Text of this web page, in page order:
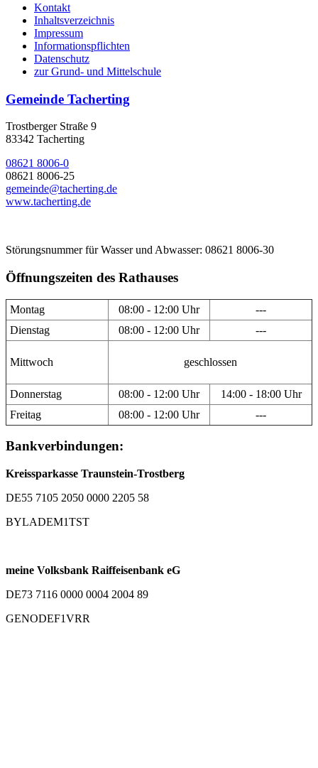
Kontakt
Inhaltsverzeichnis
Impressum
Informationspflichten
Datenschutz
zur Grund- und Mittelschule
Gemeinde Tacherting
Trostberger Straße 9
83342 Tacherting
08621 8006-0
08621 8006-25
gemeinde@tacherting.de
www.tacherting.de
Störungsnummer für Wasser und Abwasser: 08621 8006-30
Öffnungszeiten des Rathauses
Montag 08:00 - 12:00 Uhr
---
Dienstag
08:00 - 12:00 Uhr ---
Mittwoch geschlossen
Donnerstag 08:00 - 12:00 Uhr
14:00 - 18:00 Uhr
Freitag
08:00 - 12:00 Uhr ---
Bankverbindungen:
Kreissparkasse Traunstein-Trostberg
DE55 7105 2050 0000 2205 58
BYLADEM1TST
meine Volksbank Raiffeisenbank eG
DE73 7116 0000 0004 2004 89
GENODEF1VRR